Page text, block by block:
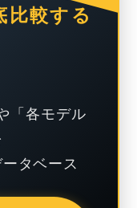
比較する
「各モデル
タベース